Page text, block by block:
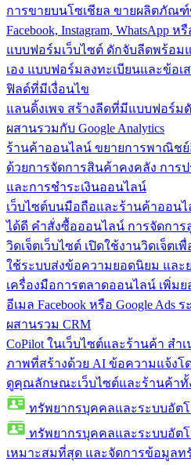
การขายบนโซเชียล ขายผลิตภัณฑ์
Facebook, Instagram, WhatsApp หรื
แบบฟอร์มเว็บไซต์ ดักจับลีดพร้อม
เอง แบบฟอร์มลงทะเบียนและข้อ
ฟิลด์ที่มีเงื่อนไข
แลนดิ้งเพจ สร้างลีดที่มีแบบฟอร์ม
ผสานรวมกับ Google Analytics
ร้านค้าออนไลน์ ขยายการพาณิช
ด้วยการจัดการสินค้าคงคลัง การ
และการชำระเงินออนไลน์
เว็บไซต์บนมือถือและร้านค้าออน
ได้ดี คำสั่งซื้อออนไลน์ การจัดกา
วิดเจ็ตเว็บไซต์ เปิดใช้งานวิดเจ็ตเ
ใช้ระบบส่งข้อความยอดนิยม แล
เครื่องมือการตลาดออนไลน์ เพิ่ม
อีเมล Facebook หรือ Google
ผสานรวม CRM
CoPilot ในเว็บไซต์และร้านค้า สำ
ภาพที่สร้างด้วย AI ข้อความแจ้งโ
ดูคุณลักษณะเว็บไซต์และร้านค้า
ทรัพยากรบุคคลและระบบอัต
ทรัพยากรบุคคลและระบบอัต
เหมาะสมที่สุด และจัดการข้อมูลท